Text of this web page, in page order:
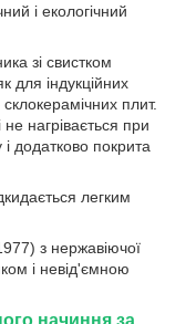
і екологічний
зі свистком
для індукційних
плит.
нагрівається при
і додатково покрита
легким
з нержавіючої
і невід'ємною
начиння за